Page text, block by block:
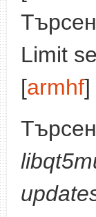
Limit
[armhf]